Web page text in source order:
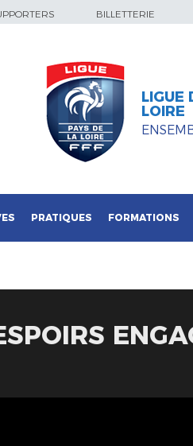
BILLETTERIE
LIGUE
LOIRE
PRATIQUES FORMATIONS